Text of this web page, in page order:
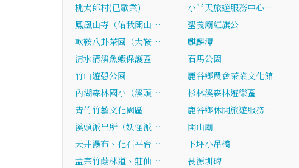
桃太郎村(已歇業)
小半天旅遊服務中心…
鳳凰山寺（佑我開山…
聖義廟紅旗公
軟鞍八卦茶園（大鞍…
麒麟潭
清水溝溪魚蝦保護區
石馬公園
竹山遊憩公園
鹿谷鄉農會茶業文化館
內湖森林國小（溪頭…
杉林溪森林遊樂區
青竹竹藝文化園區
鹿谷鄉休閒旅遊服務…
溪頭派出所（妖怪派…
開山廟
天井瀑布、化石平台…
下坪小吊橋
孟宗竹蔭林道、莊仙…
長源圳碑